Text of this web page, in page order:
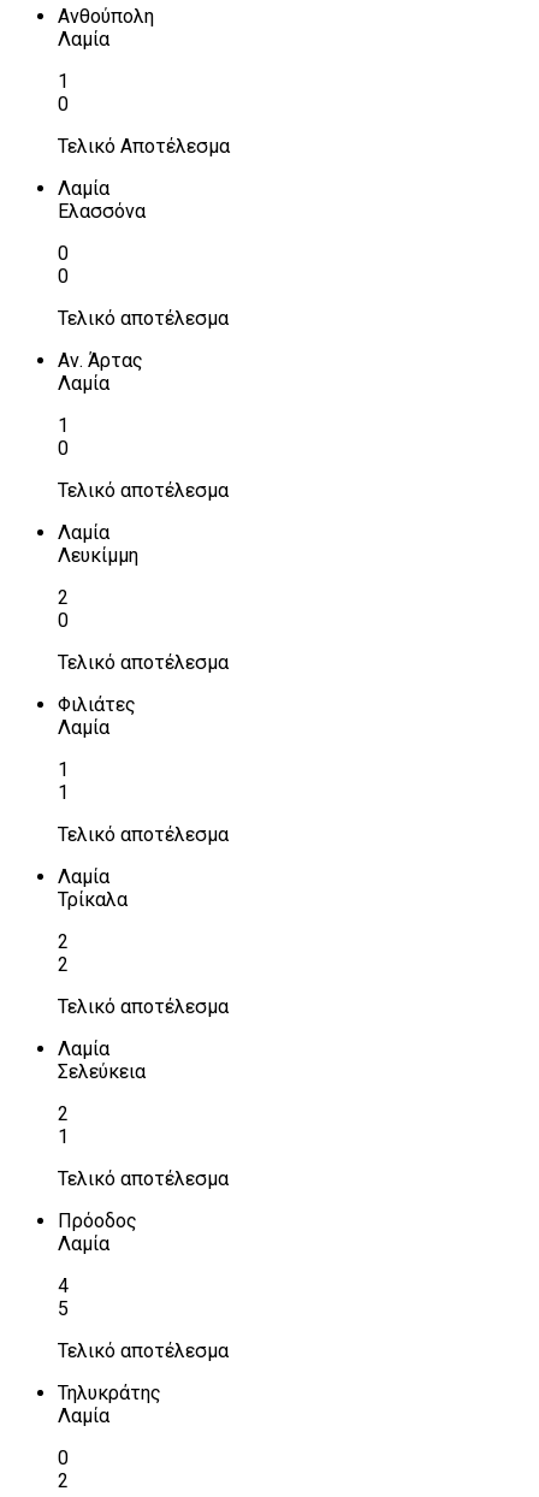
Ανθούπολη
Λαμία
1
0
Τελικό Αποτέλεσμα
Λαμία
Ελασσόνα
0
0
Τελικό αποτέλεσμα
Αν. Άρτας
Λαμία
1
0
Τελικό αποτέλεσμα
Λαμία
Λευκίμμη
2
0
Τελικό αποτέλεσμα
Φιλιάτες
Λαμία
1
1
Τελικό αποτέλεσμα
Λαμία
Τρίκαλα
2
2
Τελικό αποτέλεσμα
Λαμία
Σελεύκεια
2
1
Τελικό αποτέλεσμα
Πρόοδος
Λαμία
4
5
Τελικό αποτέλεσμα
Τηλυκράτης
Λαμία
0
2